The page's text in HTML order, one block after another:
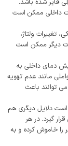
فایر شده باشد.
داخلی ممکن است
تغییرات ولتاژ،
دیگر ممکن است
دمای داخلی به
مانند عدم تهویه
توانند باعث
است دلایل دیگری هم
گیرد. در هر
را خاموش کرده و به